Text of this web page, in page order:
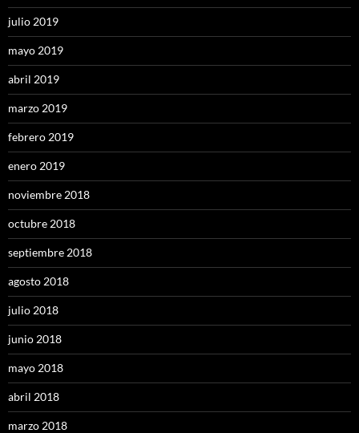
julio 2019
mayo 2019
abril 2019
marzo 2019
febrero 2019
enero 2019
noviembre 2018
octubre 2018
septiembre 2018
agosto 2018
julio 2018
junio 2018
mayo 2018
abril 2018
marzo 2018